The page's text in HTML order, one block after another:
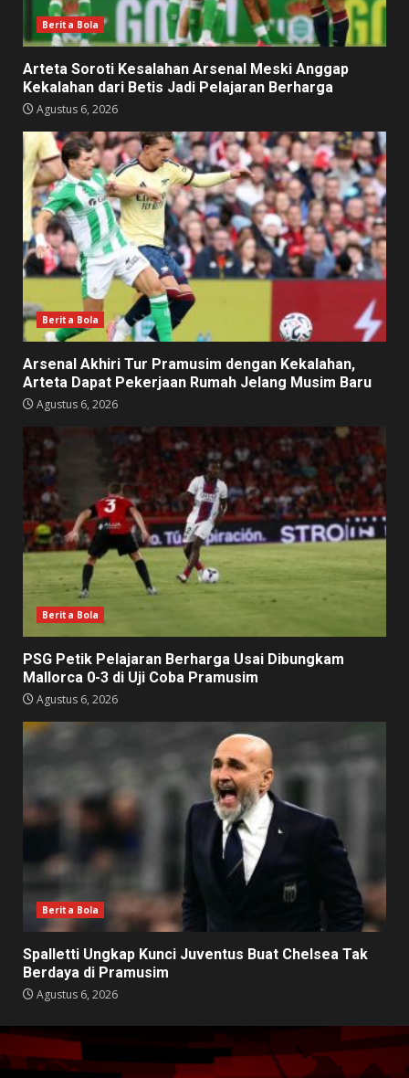
Berita Bola
Arteta Soroti Kesalahan Arsenal Meski Anggap
Kekalahan dari Betis Jadi Pelajaran Berharga
Agustus 6, 2026
Berita Bola
Arsenal Akhiri Tur Pramusim dengan Kekalahan,
Arteta Dapat Pekerjaan Rumah Jelang Musim Baru
Agustus 6, 2026
Berita Bola
PSG Petik Pelajaran Berharga Usai Dibungkam
Mallorca 0-3 di Uji Coba Pramusim
Agustus 6, 2026
Berita Bola
Spalletti Ungkap Kunci Juventus Buat Chelsea Tak
Berdaya di Pramusim
Agustus 6, 2026